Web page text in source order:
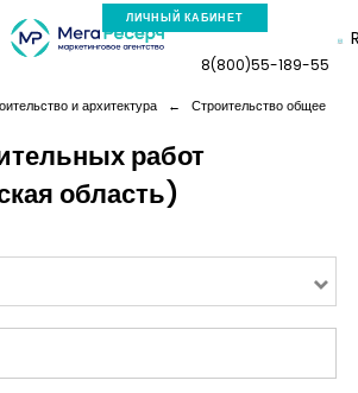
ЛИЧНЫЙ КАБИНЕТ
8(800)55-189-55
и архитектура ← Строительство общее
работ
область)